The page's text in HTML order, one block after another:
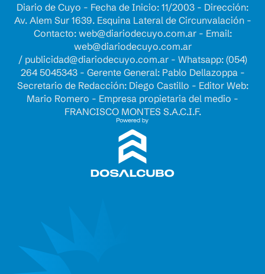
Diario de Cuyo - Fecha de Inicio: 11/2003 - Dirección:
Av. Alem Sur 1639. Esquina Lateral de Circunvalación -
Contacto: web@diariodecuyo.com.ar- Email:
web@diariodecuyo.com.ar
/ publicidad@diariodecuyo.com.ar- Whatsapp: (054)
264 5045343 - Gerente General: Pablo Dellazoppa -
Secretario de Redacción: Diego Castillo - Editor Web:
Mario Romero - Empresa propietaria del medio -
FRANCISCO MONTES S.A.C.I.F.